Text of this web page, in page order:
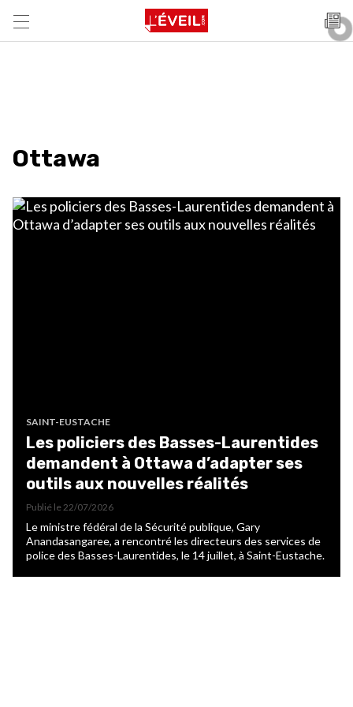
Ottawa
SAINT-EUSTACHE
Les policiers des Basses-Laurentides
demandent à Ottawa d’adapter ses
outils aux nouvelles réalités
Publié le 22/07/2026
Le ministre fédéral de la Sécurité publique, Gary
Anandasangaree, a rencontré les directeurs des services de
police des Basses-Laurentides, le 14 juillet, à Saint-Eustache.